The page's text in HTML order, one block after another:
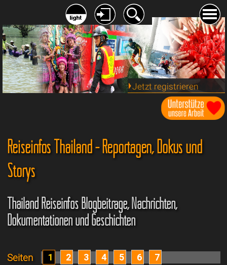
Jetzt registrieren
Reiseinfos Thailand - Reportagen, Dokus und
Storys
Thailand Reiseinfos Blogbeiträge, Nachrichten,
Dokumentationen und Geschichten
Seiten
1 2 3 4 5 6 7